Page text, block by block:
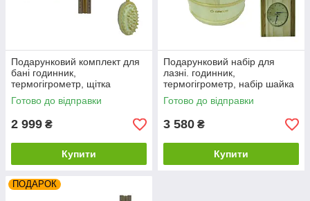
Подарунковий комплект для
бані годинник,
термогігрометр, щітка
масажна
Готово до відправки
2 999 ₴
Купити
Подарунковий набір для
лазні. годинник,
термогігрометр, набір шайка
+ черпак
Готово до відправки
3 580 ₴
Купити
ПОДАРОК